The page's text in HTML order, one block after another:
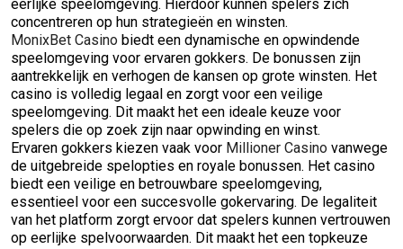
eerlijke speelomgeving. Hierdoor kunnen spelers zich
concentreren op hun strategieën en winsten.
MonixBet Casino biedt een dynamische en opwindende
speelomgeving voor ervaren gokkers. De bonussen zijn
aantrekkelijk en verhogen de kansen op grote winsten. Het
casino is volledig legaal en zorgt voor een veilige
speelomgeving. Dit maakt het een ideale keuze voor
spelers die op zoek zijn naar opwinding en winst.
Ervaren gokkers kiezen vaak voor Millioner Casino vanwege
de uitgebreide spelopties en royale bonussen. Het casino
biedt een veilige en betrouwbare speelomgeving,
essentieel voor een succesvolle gokervaring. De legaliteit
van het platform zorgt ervoor dat spelers kunnen vertrouwen
op eerlijke spelvoorwaarden. Dit maakt het een topkeuze